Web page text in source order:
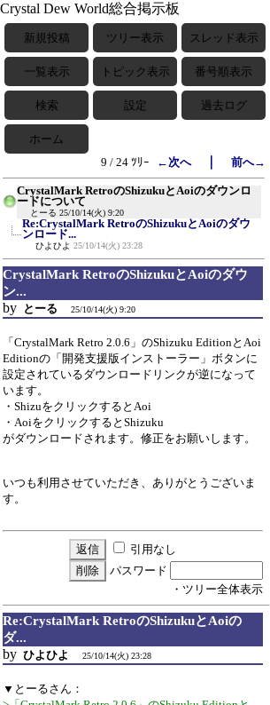
Crystal Dew World総合掲示板
新規投稿 ツリー表示 スレッド表示
一覧表示 トピック表示 番号順表示
検索 設定 過去ログ
ホーム
9 / 24 ﾂﾘｰ
←次へ｜ 前へ→
CrystalMark RetroのShizukuとAoiのダウンロ
ードについて
とーる 25/10/14(火) 9:20
Re:CrystalMark RetroのShizukuとAoiのダウ
ンロード...
ひよひよ 25/10/14(火) 23:28
CrystalMark RetroのShizukuとAoiのダウ
ン...
by とーる 25/10/14(火) 9:20
「CrystalMark Retro 2.0.6」のShizuku EditionとAoi
Editionの「開発支援版インストーラー」ボタンに
設定されているダウンロードリンクが逆になって
います。
・ShizuをクリックするとAoi
・AoiをクリックするとShizuku
がダウンロードされます。修正をお願いします。
いつも利用させていただき、ありがとうございま
す。
引用なし
パスワード
・ツリー全体表示
Re:CrystalMark RetroのShizukuとAoiの
ダ...
by ひよひよ 25/10/14(火) 23:28
▼とーるさん：